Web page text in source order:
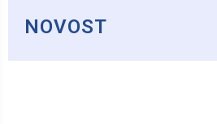
NOVOST